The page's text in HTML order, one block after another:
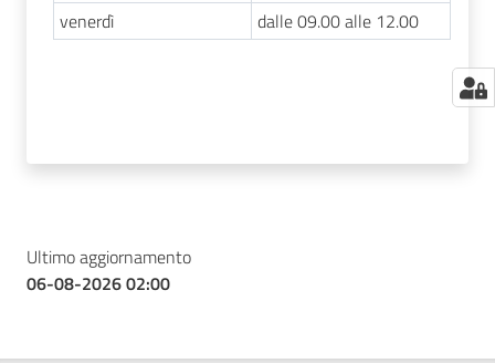
venerdì
dalle 09.00 alle 12.00
Ultimo aggiornamento
06-08-2026 02:00